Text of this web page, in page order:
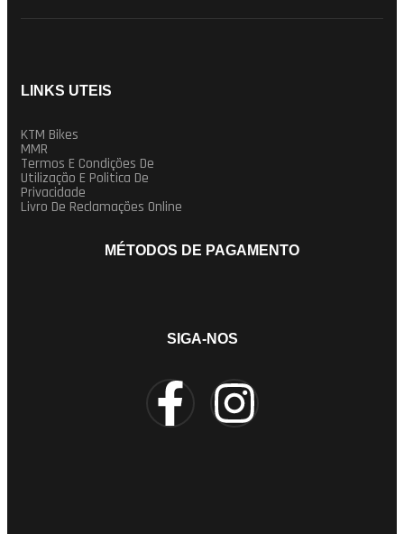
LINKS UTEIS
KTM Bikes
MMR
Termos E Condições De
Utilização E Politica De
Privacidade
Livro De Reclamações Online
MÉTODOS DE PAGAMENTO
SIGA-NOS